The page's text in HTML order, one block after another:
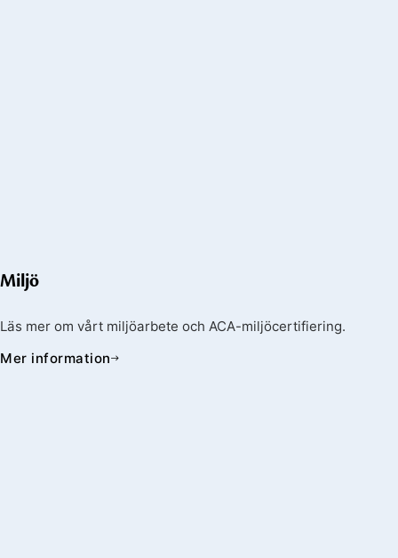
Miljö
Läs mer om vårt miljöarbete och ACA-miljöcertifiering.
Mer information